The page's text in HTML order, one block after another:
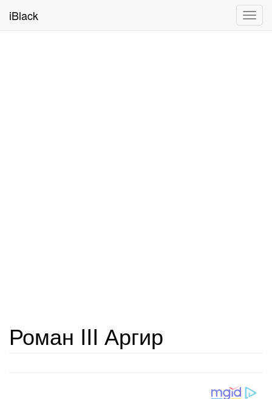
iBlack
Роман III Аргир